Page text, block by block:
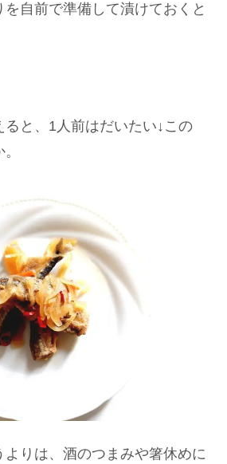
自前で準備して漬けておくと
ると、1人前はだいたい↓この
よりは、酒のつまみや箸休めに